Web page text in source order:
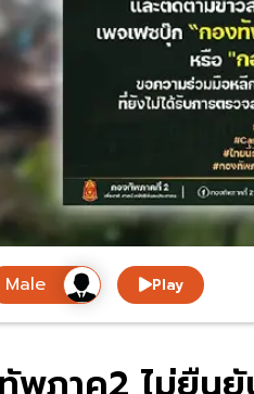
Play